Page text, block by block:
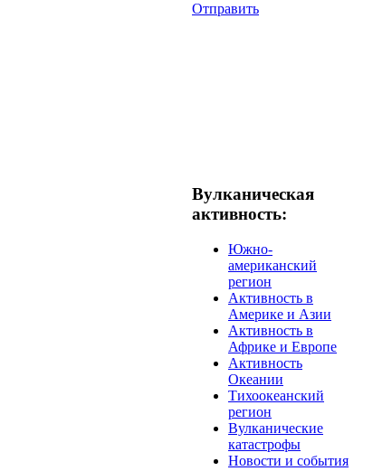
Отправить
Вулканическая
активность:
Южно-
американский
регион
Активность в
Америке и Азии
Активность в
Африке и Европе
Активность
Океании
Тихоокеанский
регион
Вулканические
катастрофы
Новости и события